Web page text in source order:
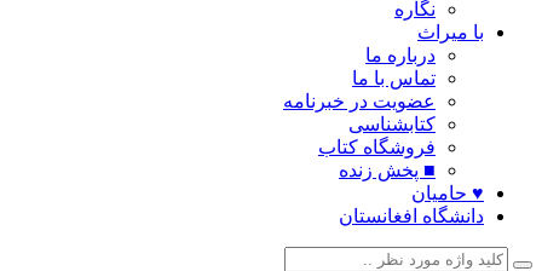
نگاره
با میراث
درباره ما
تماس با ما
عضویت در خبرنامه
کتابشناسی
فروشگاه کتاب
■ پخش زنده
♥ حامیان
دانشگاه افغانستان